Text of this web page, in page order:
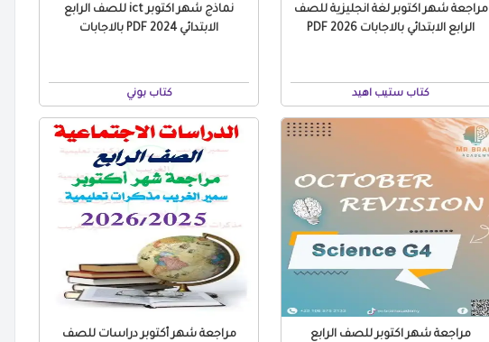
مراجعة شهر اكتوبر لغة انجليزية للصف
الرابع الابتدائي بالاجابات 2026 PDF
كتاب ستيب اهيد
نماذج شهر اكتوبر ict للصف الرابع
الابتدائي 2024 PDF بالاجابات
كتاب بوني
مراجعة شهر اكتوبر للصف الرابع
مراجعة شهر أكتوبر دراسات للصف